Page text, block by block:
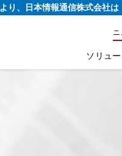
り、日本情報通信株式会社は
ニ
ソリュ